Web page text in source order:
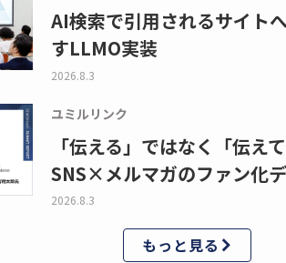
AI検索で引用されるサイト
すLLMO実装
2026.8.3
ユミルリンク
「伝える」ではなく「伝え
SNS×メルマガのファン化
2026.8.3
もっと見る